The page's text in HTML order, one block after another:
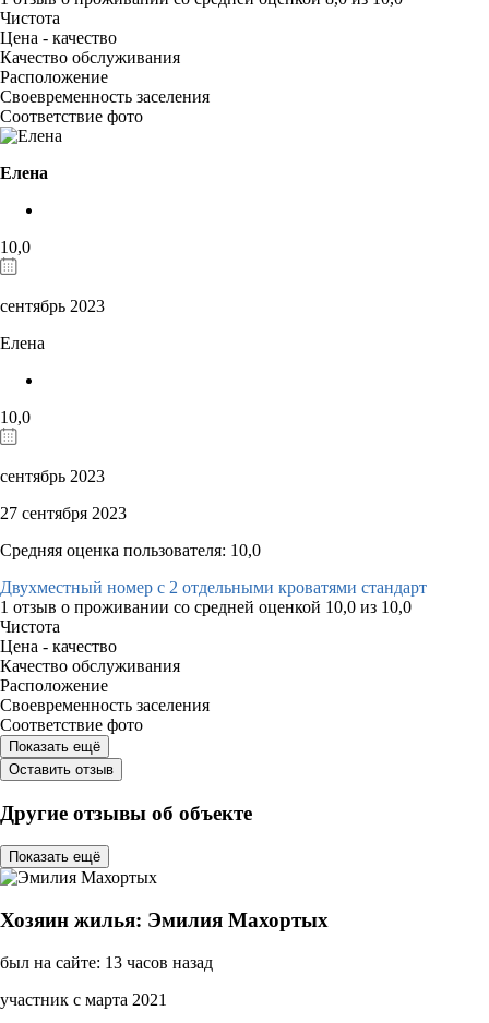
Чистота
Цена - качество
Качество обслуживания
Расположение
Своевременность заселения
Соответствие фото
Елена
10,0
сентябрь 2023
Елена
10,0
сентябрь 2023
27 сентября 2023
Средняя оценка пользователя: 10,0
Двухместный номер с 2 отдельными кроватями стандарт
1 отзыв о проживании со средней оценкой 10,0 из 10,0
Чистота
Цена - качество
Качество обслуживания
Расположение
Своевременность заселения
Соответствие фото
Показать ещё
Оставить отзыв
Другие отзывы об объекте
Показать ещё
Хозяин жилья: Эмилия Махортых
был на сайте: 13 часов назад
участник с марта 2021